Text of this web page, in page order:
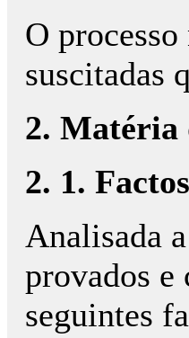
O
suscitadas
2. Matéria
2. 1.
Analisada
provados e
seguintes